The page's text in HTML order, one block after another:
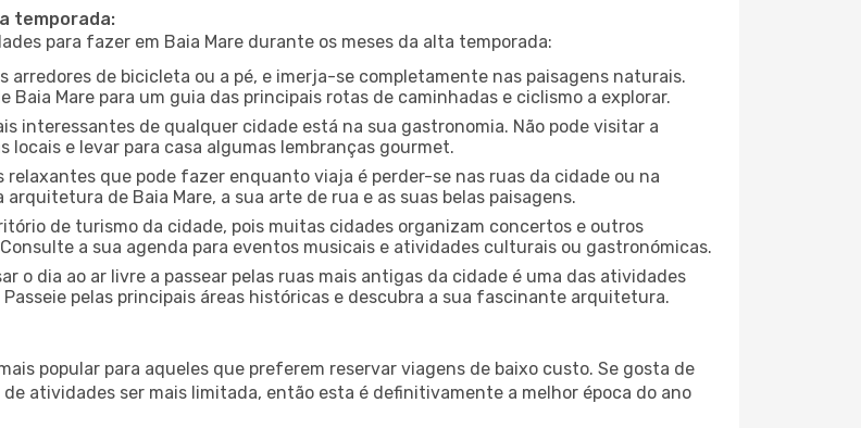
temporada:
para fazer em Baia Mare durante os meses da alta temporada:
arredores de bicicleta ou a pé, e imerja-se completamente nas paisagens naturais.
Mare para um guia das principais rotas de caminhadas e ciclismo a explorar.
interessantes de qualquer cidade está na sua gastronomia. Não pode visitar a
e levar para casa algumas lembranças gourmet.
relaxantes que pode fazer enquanto viaja é perder-se nas ruas da cidade ou na
de Baia Mare, a sua arte de rua e as suas belas paisagens.
de turismo da cidade, pois muitas cidades organizam concertos e outros
a sua agenda para eventos musicais e atividades culturais ou gastronómicas.
o dia ao ar livre a passear pelas ruas mais antigas da cidade é uma das atividades
pelas principais áreas históricas e descubra a sua fascinante arquitetura.
popular para aqueles que preferem reservar viagens de baixo custo. Se gosta de
atividades ser mais limitada, então esta é definitivamente a melhor época do ano